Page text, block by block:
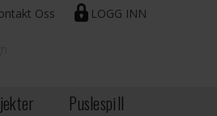
LOGG INN
Oss
Puslespill